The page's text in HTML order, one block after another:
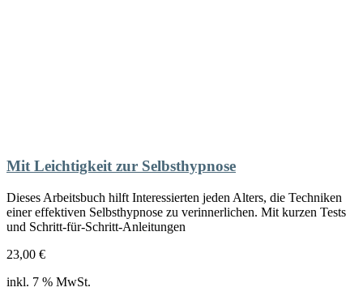
Mit Leichtigkeit zur Selbsthypnose
Dieses Arbeitsbuch hilft Interessierten jeden Alters, die Techniken
einer effektiven Selbsthypnose zu verinnerlichen. Mit kurzen Tests
und Schritt-für-Schritt-Anleitungen
23,00 €
inkl. 7 % MwSt.